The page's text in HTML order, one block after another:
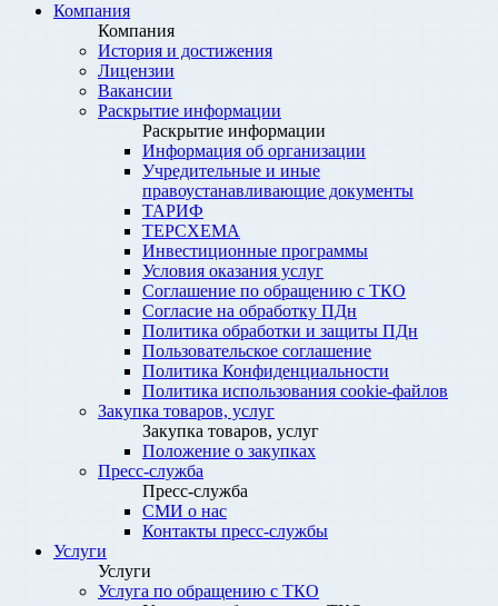
Компания
Компания
История и достижения
Лицензии
Вакансии
Раскрытие информации
Раскрытие информации
Информация об организации
Учредительные и иные
правоустанавливающие документы
ТАРИФ
ТЕРСХЕМА
Инвестиционные программы
Условия оказания услуг
Соглашение по обращению с ТКО
Согласие на обработку ПДн
Политика обработки и защиты ПДн
Пользовательское соглашение
Политика Конфиденциальности
Политика использования cookie-файлов
Закупка товаров, услуг
Закупка товаров, услуг
Положение о закупках
Пресс-служба
Пресс-служба
СМИ о нас
Контакты пресс-службы
Услуги
Услуги
Услуга по обращению с ТКО